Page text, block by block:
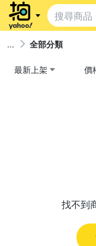
全部分類
最新上架 價
找不到